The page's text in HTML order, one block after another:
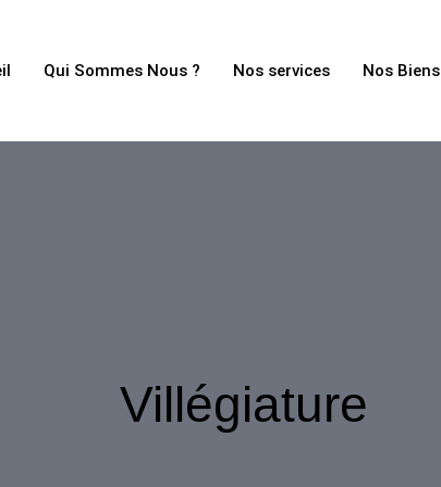
Qui Sommes Nous ? Nos services Nos Biens
Villégiature